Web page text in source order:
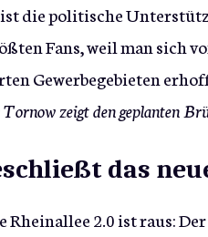
die politische
Fans, weil man sich
Gewerbegebieten
zeigt den geplanten
das
2.0 ist raus: